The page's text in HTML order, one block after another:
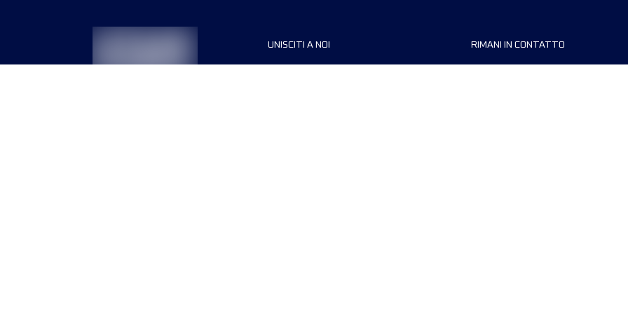
UNISCITI A NOI RIMANI IN CONTATTO